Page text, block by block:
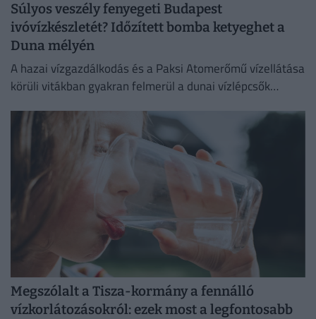
Súlyos veszély fenyegeti Budapest
ivóvízkészletét? Időzített bomba ketyeghet a
Duna mélyén
A hazai vízgazdálkodás és a Paksi Atomerőmű vízellátása
körüli vitákban gyakran felmerül a dunai vízlépcsők
évszázados,...
Megszólalt a Tisza-kormány a fennálló
vízkorlátozásokról: ezek most a legfontosabb